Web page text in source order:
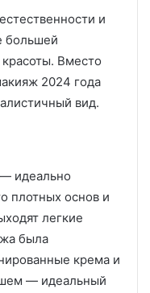
и
большей
Вместо
2024 года
вид.
идеально
плотных основ и
легкие
была
крема и
— идеальный